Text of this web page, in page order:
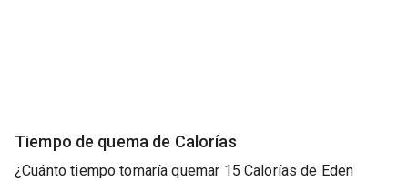
Tiempo de quema de Calorías
¿Cuánto tiempo tomaría quemar 15 Calorías de Eden